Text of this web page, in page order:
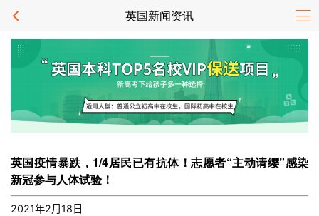
英国新闻资讯
英国疫情暴跌，1/4居民已有抗体！志愿者“主动请缨”感染
新冠参与人体试验！
2021年2月18日